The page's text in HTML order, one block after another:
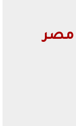
مصر